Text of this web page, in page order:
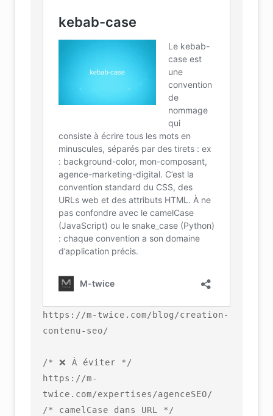
https://m-twice.com/blog/creation-
contenu-seo/
/* ❌ À éviter */
https://m-
twice.com/expertises/agenceSEO/
/* camelCase dans URL */